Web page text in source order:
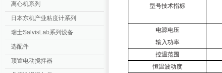
离心机系列
日本东机产业粘度计系列
瑞士SalvisLab系列设备
选配件
顶置电动搅拌器
型号技术指标
电源电压
输入功率
控温范围
恒温波动度